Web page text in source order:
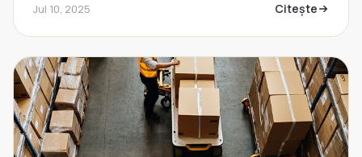
Jul 10, 2025 Citește